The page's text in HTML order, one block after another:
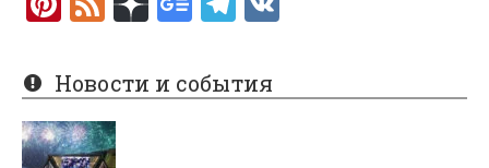
er
es
t
e
d
Новости и события